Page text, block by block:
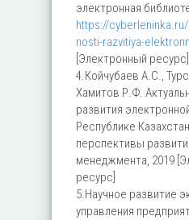
электронная
https://
nosti-razvitiya-
[Электронный ресурс]
4.Койчубаев А.С.,
Хамитов Р.Ф.
развития
Республике
перспективы
менеджмента, 2019
ресурс]
5.Научное развитие
управления